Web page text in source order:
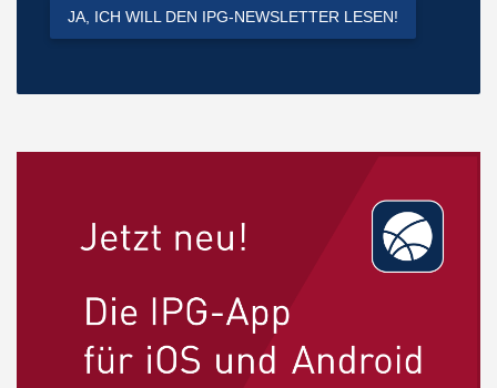
JA, ICH WILL DEN IPG-NEWSLETTER LESEN!